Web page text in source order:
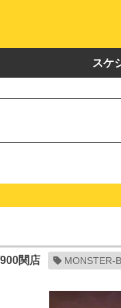
スケ
関店 MONSTER-